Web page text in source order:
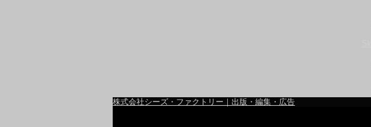
株式会社シーズ・ファクトリー｜出版・編集・広告